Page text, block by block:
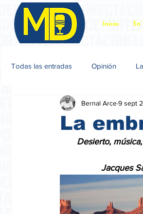
Inicio
Todas las entradas Opinión
Jacques Sagot
La
Bernal Arce9 sept
Desierto,